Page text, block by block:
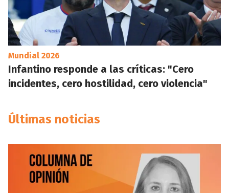
Mundial 2026
Infantino responde a las críticas: "Cero
incidentes, cero hostilidad, cero violencia"
Últimas noticias